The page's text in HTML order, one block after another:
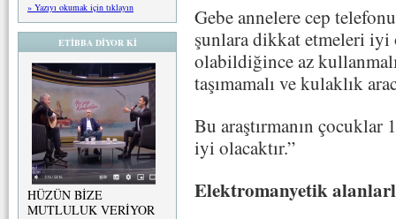
» Yazıyı okumak için tıklayın
ETİBBA DİYOR Kİ
HÜZÜN BİZE
MUTLULUK VERİYOR
Gebe annelere cep
şunlara dikkat etmeleri iyi
olabildiğince az
taşımamalı ve kulaklık
Bu araştırmanın çocuklar
iyi olacaktır.”
Elektromanyetik